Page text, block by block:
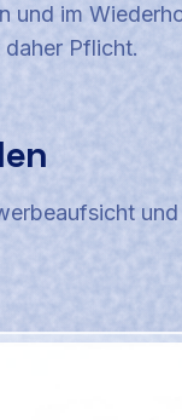
und im
Pflicht.